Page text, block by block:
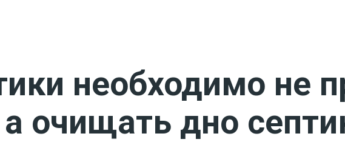
необходимо не
очищать дно